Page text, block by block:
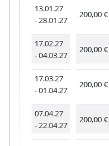
13.01.27
- 28.01.27
200,00 €
17.02.27
- 04.03.27
200,00 €
17.03.27
- 01.04.27
200,00 €
07.04.27
- 22.04.27
200,00 €